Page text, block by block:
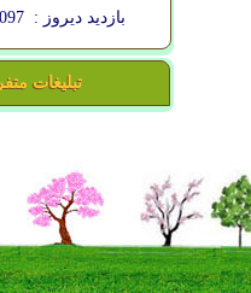
بازدید دیروز :
تبلیغات